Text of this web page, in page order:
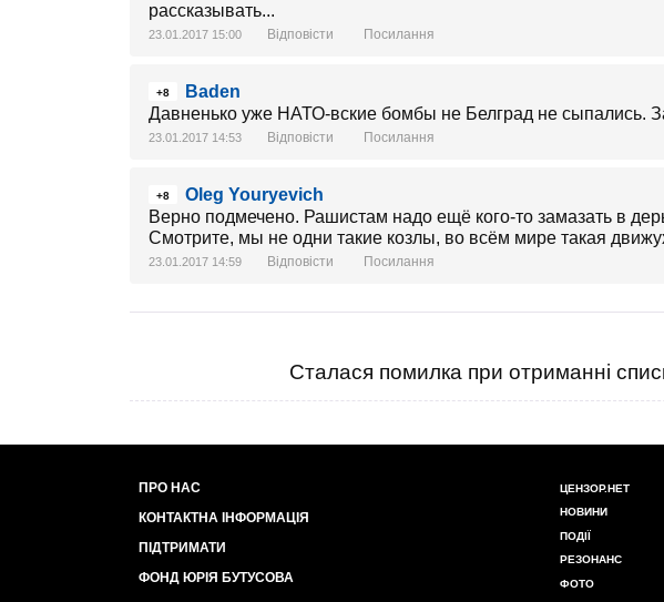
рассказывать...
23.01.2017 15:00 Відповісти Посилання
+8
Baden
Давненько уже НАТО-вские бомбы не Белград не сыпались.
23.01.2017 14:53 Відповісти Посилання
+8
Oleg Youryevich
Верно подмечено. Рашистам надо ещё кого-то замазать в
Смотрите, мы не одни такие козлы, во всём мире такая
23.01.2017 14:59 Відповісти Посилання
Сталася помилка при отриманні
ПРО НАС
КОНТАКТНА ІНФОРМАЦІЯ
ПІДТРИМАТИ
ФОНД ЮРІЯ БУТУСОВА
ЦЕНЗОР.НЕТ
НОВИНИ
ПОДІЇ
РЕЗОНАНС
ФОТО